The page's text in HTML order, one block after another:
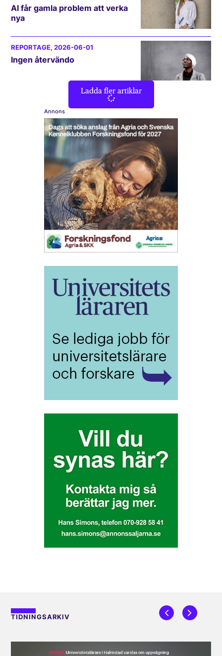
AI får gamla problem att verka
nya
REPORTAGE, 2026-06-01
Ingen återvändo
Ladda fler artiklar
Annons
TIDNINGSARKIV